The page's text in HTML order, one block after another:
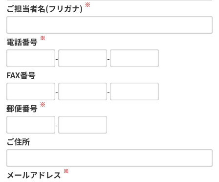
ご担当者名(フリガナ) ※
電話番号 ※
-
-
FAX番号
-
-
郵便番号 ※
-
ご住所
メールアドレス ※